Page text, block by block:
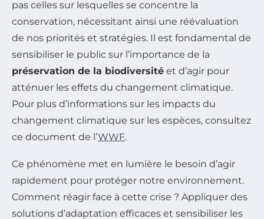
pas celles sur lesquelles se concentre la
conservation, nécessitant ainsi une réévaluation
de nos priorités et stratégies. Il est fondamental de
sensibiliser le public sur l’importance de la
préservation de la biodiversité et d’agir pour
atténuer les effets du changement climatique.
Pour plus d’informations sur les impacts du
changement climatique sur les espèces, consultez
ce document de l’WWF.
Ce phénomène met en lumière le besoin d’agir
rapidement pour protéger notre environnement.
Comment réagir face à cette crise ? Appliquer des
solutions d’adaptation efficaces et sensibiliser les